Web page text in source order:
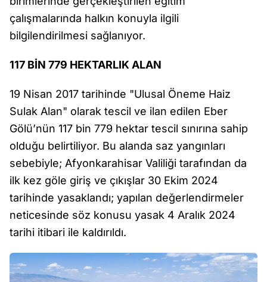
çalışmalarında halkın konuyla ilgili
bilgilendirilmesi sağlanıyor.
117 BİN 779 HEKTARLIK ALAN
19 Nisan 2017 tarihinde "Ulusal Öneme Haiz
Sulak Alan" olarak tescil ve ilan edilen Eber
Gölü’nün 117 bin 779 hektar tescil sınırına sahip
olduğu belirtiliyor. Bu alanda saz yangınları
sebebiyle; Afyonkarahisar Valiliği tarafından da
ilk kez göle giriş ve çıkışlar 30 Ekim 2024
tarihinde yasaklandı; yapılan değerlendirmeler
neticesinde söz konusu yasak 4 Aralık 2024
tarihi itibari ile kaldırıldı.